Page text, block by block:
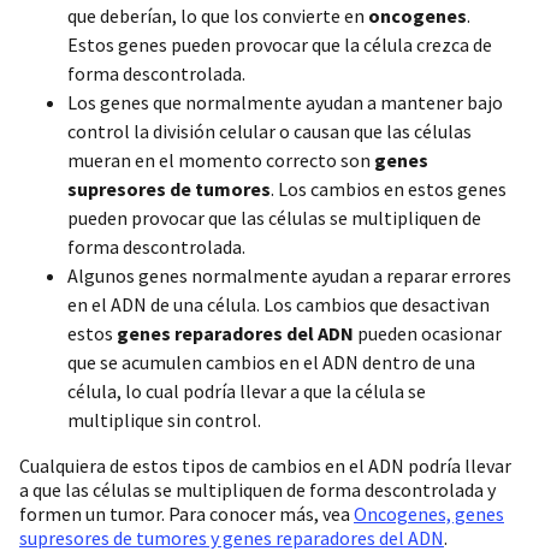
que deberían, lo que los convierte en oncogenes.
Estos genes pueden provocar que la célula crezca de
forma descontrolada.
Los genes que normalmente ayudan a mantener bajo
control la división celular o causan que las células
mueran en el momento correcto son genes
supresores de tumores. Los cambios en estos genes
pueden provocar que las células se multipliquen de
forma descontrolada.
Algunos genes normalmente ayudan a reparar errores
en el ADN de una célula. Los cambios que desactivan
estos genes reparadores del ADN pueden ocasionar
que se acumulen cambios en el ADN dentro de una
célula, lo cual podría llevar a que la célula se
multiplique sin control.
Cualquiera de estos tipos de cambios en el ADN podría llevar
a que las células se multipliquen de forma descontrolada y
formen un tumor. Para conocer más, vea Oncogenes, genes
supresores de tumores y genes reparadores del ADN.